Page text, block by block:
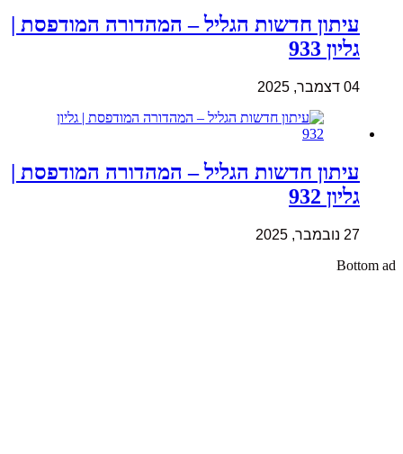
עיתון חדשות הגליל – המהדורה המודפסת |
גליון 933
04 דצמבר, 2025
עיתון חדשות הגליל – המהדורה המודפסת |
גליון 932
27 נובמבר, 2025
Bottom ad